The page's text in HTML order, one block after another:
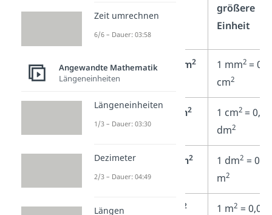
größere
Einheit
1 mm2 1 mm2=
cm2
1 cm2= 100
mm2
1 cm2 1 cm2= 0,01
dm2
1 dm2= 100
cm2
1 dm2 1 dm2 =
m2
1 m = 100
2 1 m2 = 0,01
Zeit umrechnen
6/6 – Dauer: 03:58
Angewandte Mathematik
Längeneinheiten
Längeneinheiten
1/3 – Dauer: 03:30
Dezimeter
2/3 – Dauer: 04:49
Längen